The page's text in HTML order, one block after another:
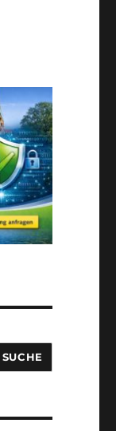
SUCHE